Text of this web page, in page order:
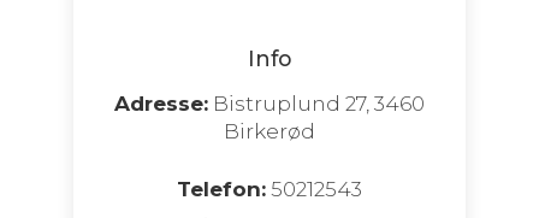
Info
Adresse:Bistruplund 27, 3460
Birkerød
Telefon:50212543